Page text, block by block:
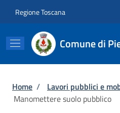
Regione Toscana
Comune di
Briciole di pane
Home / Lavori pubblici e
Manomettere suolo pubblico